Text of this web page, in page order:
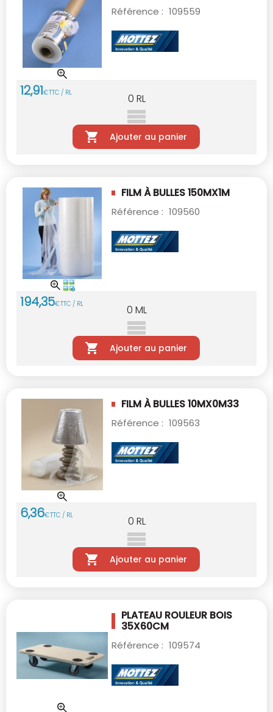
Référence : 109559
12,91€TTC / RL 0 RL
Ajouter au panier
FILM À BULLES 150MX1M
Référence : 109560
194,35€TTC / RL 0 ML
Ajouter au panier
FILM À BULLES 10MX0M33
Référence : 109563
6,36€TTC / RL 0 RL
Ajouter au panier
PLATEAU ROULEUR BOIS
35X60CM
Référence : 109574